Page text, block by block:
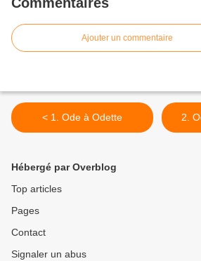
Ajouter un commentaire
< 1. Ode à Odette
Hébergé par Overblog
Top articles
Pages
Contact
Signaler un abus